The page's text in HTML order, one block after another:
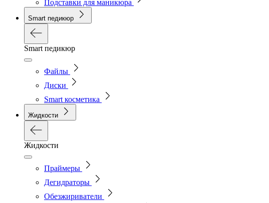
Подставки для маникюра
Smart педикюр
Smart педикюр
Файлы
Диски
Smart косметика
Жидкости
Жидкости
Праймеры
Дегидраторы
Обезжириватели